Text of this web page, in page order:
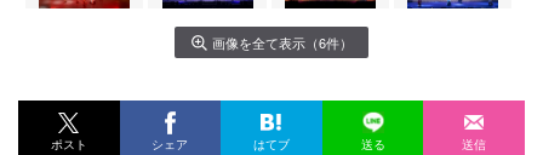
画像を全て表示（6件）
ポスト シェア はてブ 送る 送信